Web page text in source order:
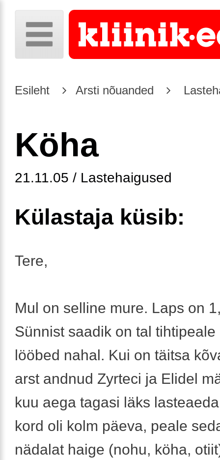
Esileht Arsti nõuanded
Köha
21.11.05 / Lastehaigused
Külastaja küsib:
Tere,
Mul on selline mure. Laps on
Sünnist saadik on tal tihtipeale
lööbed nahal. Kui on täitsa
arst andnud Zyrteci ja Elidel
kuu aega tagasi läks
kord oli kolm päeva, peale
nädalat haige (nohu, köha,